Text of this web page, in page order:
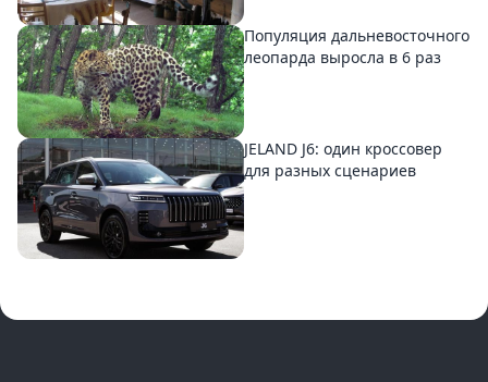
Популяция дальневосточного
леопарда выросла в 6 раз
JELAND J6: один кроссовер
для разных сценариев